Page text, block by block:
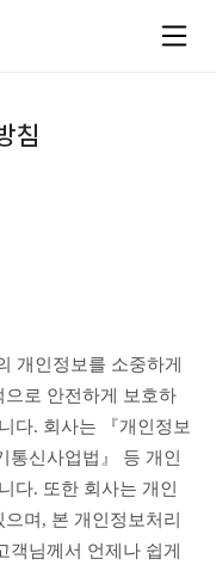
침
로 안전하게 보호하
다. 회사는 『개인정보
통신사업법』 등 개인
다. 또한 회사는 개인
며, 본 개인정보처리
객님께서 언제나 쉽게